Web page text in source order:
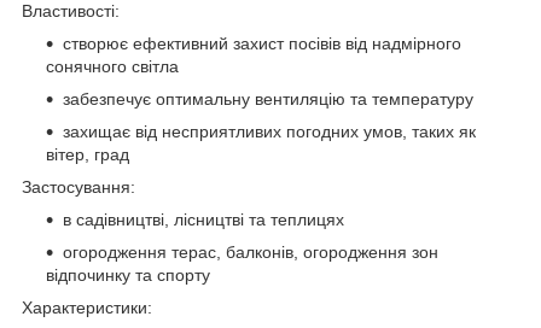
Властивості:
створює ефективний захист посівів від надмірного
сонячного світла
забезпечує оптимальну вентиляцію та температуру
захищає від несприятливих погодних умов, таких як
вітер, град
Застосування:
в садівництві, лісництві та теплицях
огородження терас, балконів, огородження зон
відпочинку та спорту
Характеристики: